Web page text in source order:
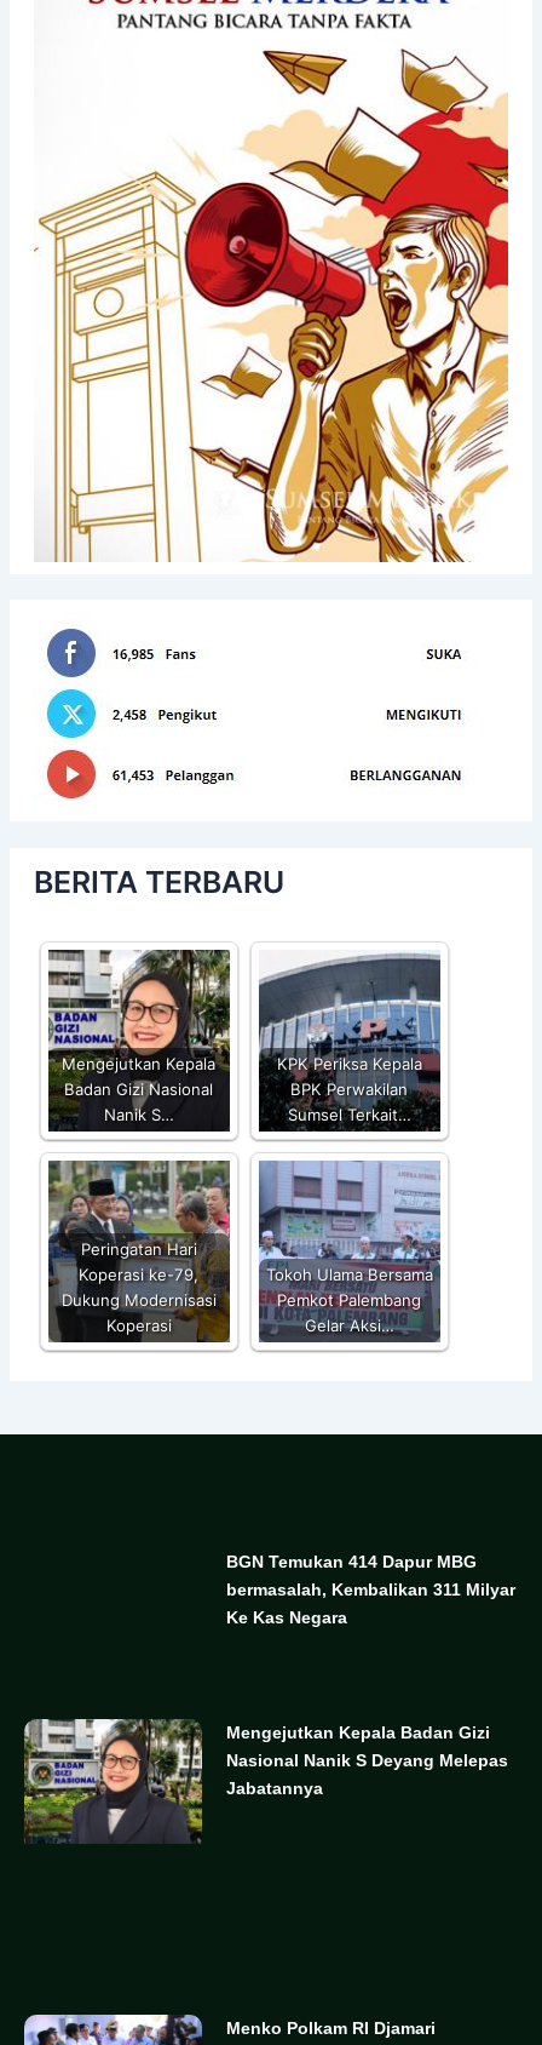
BERITA TERBARU
Mengejutkan Kepala
Badan Gizi Nasional
Nanik S…
KPK Periksa Kepala
BPK Perwakilan
Sumsel Terkait…
Peringatan Hari
Koperasi ke-79,
Dukung Modernisasi
Koperasi
Tokoh Ulama Bersama
Pemkot Palembang
Gelar Aksi…
BGN Temukan 414 Dapur MBG
bermasalah, Kembalikan 311 Milyar
Ke Kas Negara
Mengejutkan Kepala Badan Gizi
Nasional Nanik S Deyang Melepas
Jabatannya
Menko Polkam RI Djamari